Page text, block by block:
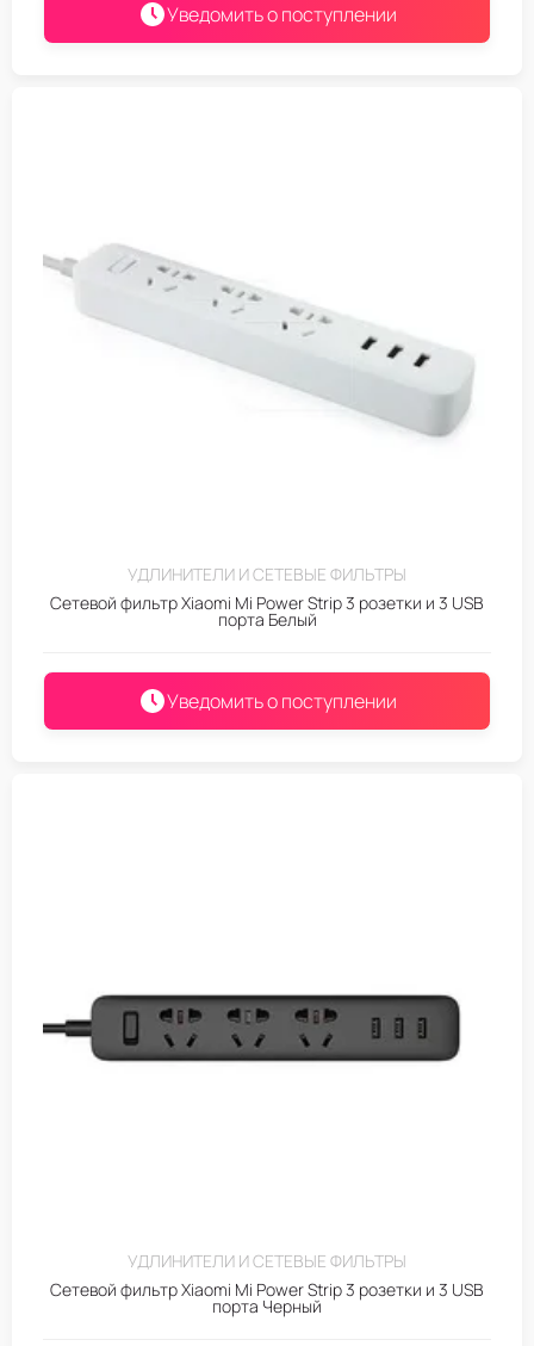
Уведомить о поступлении
УДЛИНИТЕЛИ И СЕТЕВЫЕ ФИЛЬТРЫ
Сетевой фильтр Xiaomi Mi Power Strip 3 розетки и 3 USB
порта Белый
Уведомить о поступлении
УДЛИНИТЕЛИ И СЕТЕВЫЕ ФИЛЬТРЫ
Сетевой фильтр Xiaomi Mi Power Strip 3 розетки и 3 USB
порта Черный